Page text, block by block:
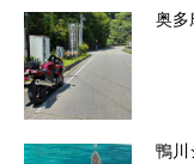
奥多
鴨川